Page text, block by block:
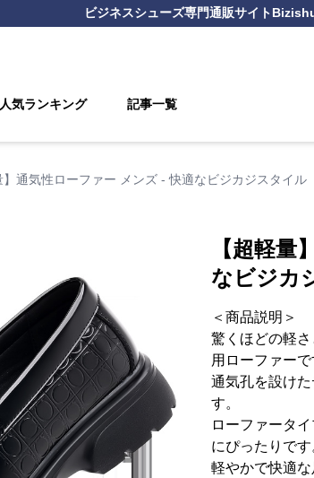
ビジネスシューズ専門通販サイト
人気ランキング 記事一覧
】通気性ローファー メンズ - 快適なビジカジスタイル
【超軽量
なビジカ
＜商品説明＞
驚くほどの軽
用ローファーで
通気孔を設け
す。
ローファータ
にぴったりです
軽やかで快適